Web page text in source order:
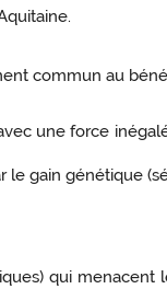
commun au
une force
le gain génétique
qui menacent